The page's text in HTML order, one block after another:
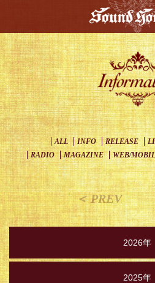
ALL INFO RELEASE
RADIO
MAGAZINE WEB/
＜ PREV
2026年
2025年